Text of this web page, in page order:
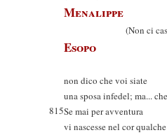
Menalippe
(Non ci
Esopo
non dico che voi siate
una sposa infedel; ma...
815Se mai per avventura
vi nascesse nel cor